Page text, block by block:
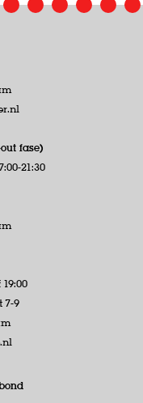
fase)
21:30
7-9